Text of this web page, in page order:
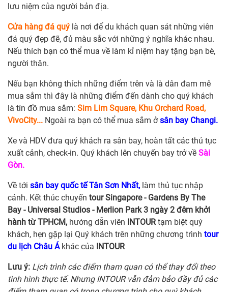
lưu niệm của người bản địa.
Cửa hàng đá quý là nơi để du khách quan sát những viên
đá quý đẹp đẽ, đủ màu sắc với những ý nghĩa khác nhau.
Nếu thích bạn có thể mua về làm kỉ niệm hay tặng bạn bè,
người thân.
Nếu bạn không thích những điểm trên và là dân đam mê
mua sắm thì đây là những điểm đến dành cho quý khách
là tín đồ mua sắm: Sim Lim Square, Khu Orchard Road,
VivoCity... Ngoài ra bạn có thể mua sắm ởsân bay Changi.
Xe và HDV đưa quý khách ra sân bay, hoàn tất các thủ tục
xuất cảnh, check-in. Quý khách lên chuyến bay trở về Sài
Gòn.
Về tới sân bay quốc tế Tân Sơn Nhất, làm thủ tục nhập
cảnh. Kết thúc chuyến tour Singapore - Gardens By The
Bay - Universal Studios - Merlion Park 3 ngày 2 đêm khởi
hành từ TPHCM, hướng dẫn viên INTOURtạm biệt quý
khách, hẹn gặp lại Quý khách trên những chương trình tour
du lịch Châu Ákhác của INTOUR
Lưu ý: Lịch trình các điểm tham quan có thể thay đổi theo
tình hình thực tế. Nhưng INTOUR vẫn đảm bảo đầy đủ các